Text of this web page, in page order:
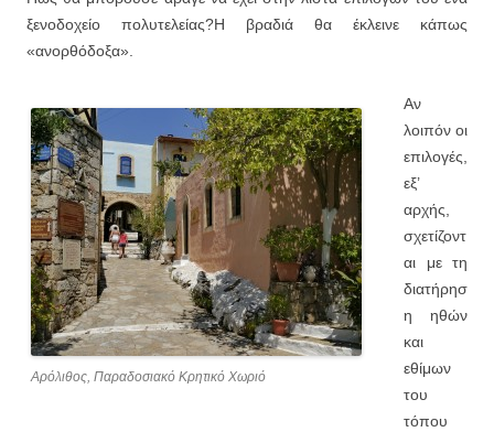
ξενοδοχείο πολυτελείας?Η βραδιά θα έκλεινε κάπως
«ανορθόδοξα».
Αρόλιθος, Παραδοσιακό Κρητικό Χωριό
Αν
λοιπόν οι
επιλογές,
εξ’
αρχής,
σχετίζοντ
αι με τη
διατήρησ
η ηθών
και
εθίμων
του
τόπου